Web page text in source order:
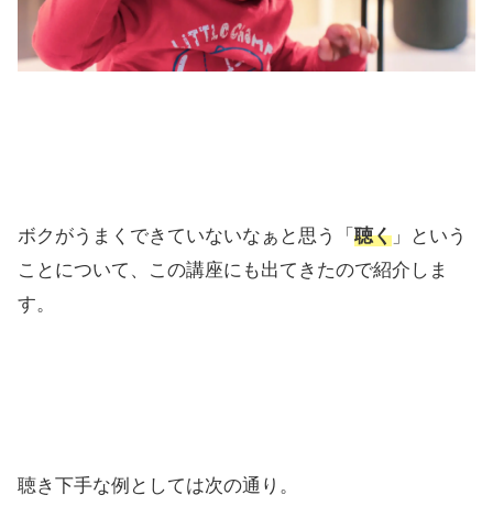
ボクがうまくできていないなぁと思う「 聴く 」という
ことについて、この講座にも出てきたので紹介しま
す。
聴き下手な例としては次の通り。